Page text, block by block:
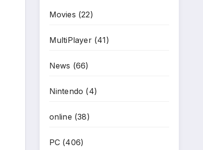
Movies (22)
MultiPlayer(41)
News (66)
Nintendo (4)
online (38)
PC(406)